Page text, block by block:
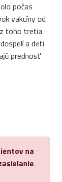
počas
vakcíny od
toho tretia
a deti
prednosť
na